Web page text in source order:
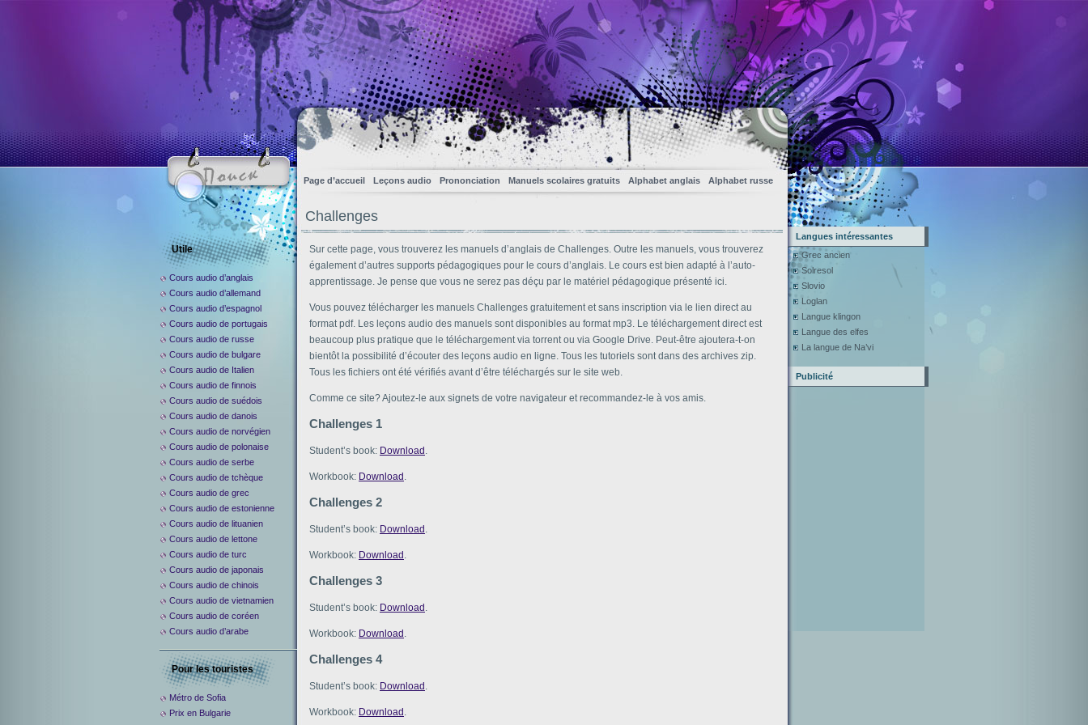
Page d’accueil Leçons audio Prononciation Manuels scolaires gratuits Alphabet anglais Alphabet russe
Challenges
Sur cette page, vous trouverez les manuels d’anglais de Challenges. Outre les manuels, vous trouverez
également d’autres supports pédagogiques pour le cours d’anglais. Le cours est bien adapté à l’auto-
apprentissage. Je pense que vous ne serez pas déçu par le matériel pédagogique présenté ici.
Vous pouvez télécharger les manuels Challenges gratuitement et sans inscription via le lien direct au
format pdf. Les leçons audio des manuels sont disponibles au format mp3. Le téléchargement direct est
beaucoup plus pratique que le téléchargement via torrent ou via Google Drive. Peut-être ajoutera-t-on
bientôt la possibilité d’écouter des leçons audio en ligne. Tous les tutoriels sont dans des archives zip.
Tous les fichiers ont été vérifiés avant d’être téléchargés sur le site web.
Comme ce site? Ajoutez-le aux signets de votre navigateur et recommandez-le à vos amis.
Challenges 1
Student’s book: Download.
Workbook: Download.
Challenges 2
Student’s book: Download
Workbook: Download
Challenges 3
Student’s book: Download
Workbook: Download
Challenges 4
Student’s book: Download
Workbook: Download
Utile
Cours audio d’anglais
Cours audio d’allemand
Cours audio d’espagnol
Cours audio de portugais
Cours audio de russe
Cours audio de bulgare
Cours audio de Italien
Cours audio de finnois
Cours audio de suédois
Cours audio de danois
Cours audio de norvégien
Cours audio de polonaise
Cours audio de serbe
Cours audio de tchèque
Cours audio de grec
Cours audio de estonienne
Cours audio de lituanien
Cours audio de lettone
Cours audio de turc
Cours audio de japonais
Cours audio de chinois
Cours audio de vietnamien
Cours audio de coréen
Cours audio d’arabe
Pour les touristes
Métro de Sofia
Prix en Bulgarie
Langues intéressantes
Grec ancien
Solresol
Slovio
Loglan
Langue klingon
Langue des elfes
La langue de Na’vi
Publicité